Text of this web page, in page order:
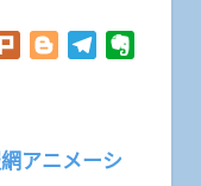
Plurk BloggerTelegram
アニメーシ